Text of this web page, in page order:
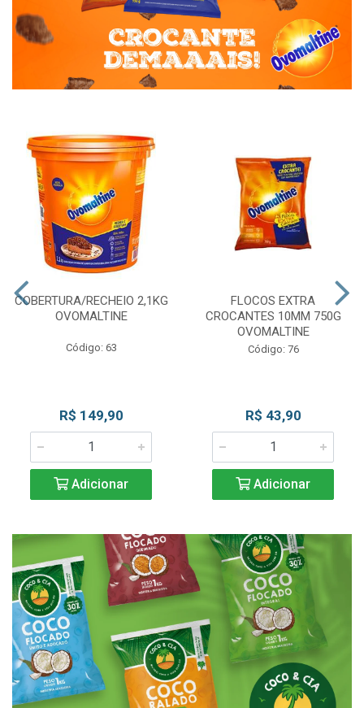
COBERTURA/RECHEIO 2,1KG
OVOMALTINE
Código: 63
R$ 149,90
Adicionar
FLOCOS EXTRA
CROCANTES 10MM 750G
OVOMALTINE
Código: 76
R$ 43,90
Adicionar